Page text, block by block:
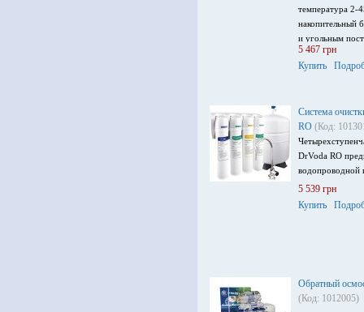
температура 2-
накопительный
и угольным
воды,
5 467 грн
Купить
Система
RO (Код:
DrVoda RO
водопроводной
5 539 грн
Купить
Обратный
(Код: 1012005)